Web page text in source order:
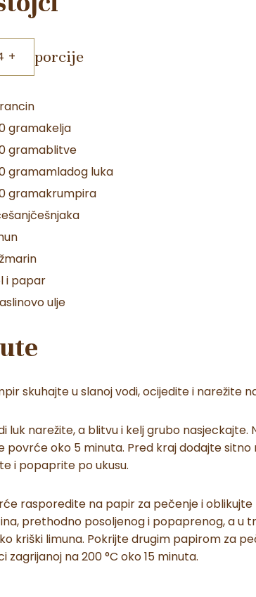
+ porcije
gramakelja
gramablitve
gramamladog luka
gramakrumpira
češnjaka
i papar
ulje
skuhajte u slanoj vodi, ocijedite i narežite
luk narežite, a blitvu i kelj grubo
povrće oko 5 minuta. Pred kraj dodajte
i popaprite po ukusu.
rasporedite na papir za pečenje i
prethodno posoljenog i popaprenog, a u
kriški limuna. Pokrijte drugim papirom za
zagrijanoj na 200 °C oko 15 minuta.